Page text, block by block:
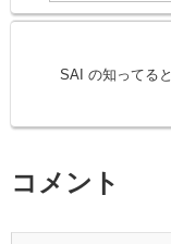
SAI の知ってると
コメント